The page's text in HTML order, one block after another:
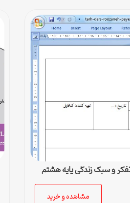
و سبک زندگی پایه هشتم
مشاهده و خرید